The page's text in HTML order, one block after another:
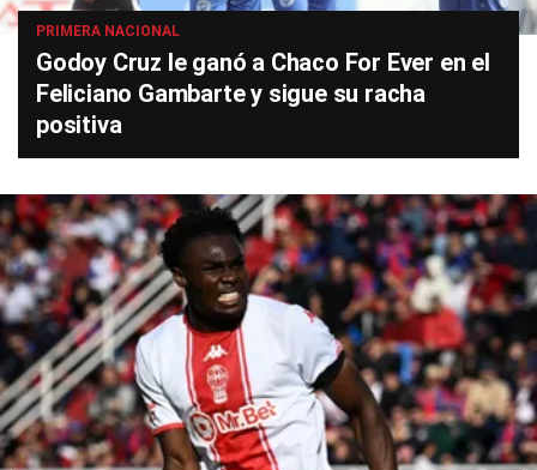
PRIMERA NACIONAL
Godoy Cruz le ganó a Chaco For Ever en el
Feliciano Gambarte y sigue su racha
positiva